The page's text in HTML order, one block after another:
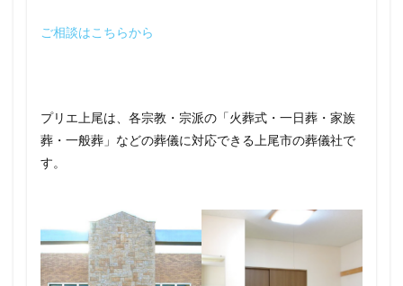
ご相談はこちらから
プリエ上尾は、各宗教・宗派の「火葬式・一日葬・家族
葬・一般葬」などの葬儀に対応できる上尾市の葬儀社で
す。